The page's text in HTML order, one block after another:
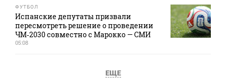
ФУТБОЛ
Испанские депутаты призвали
пересмотреть решение о проведении
ЧМ‑2030 совместно с Марокко — СМИ
05:08
ЕЩЕ